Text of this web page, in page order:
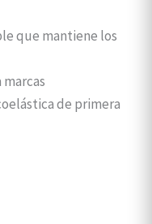
que mantiene los
marcas
de primera